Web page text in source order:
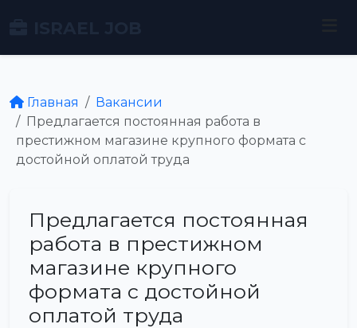
Главная
Вакансии
Предлагается постоянная работа в
престижном магазине крупного формата с
достойной оплатой труда
Предлагается постоянная
работа в престижном
магазине крупного
формата с достойной
оплатой труда